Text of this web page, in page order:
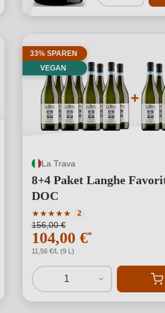
33% SPAREN
VEGAN
La Trava
8+4 Paket Langhe
DOC
★★★★★
Durchschnittliche Bewertung
2
156,00 €
104,00 €*
11,56 €/L (9 L)
1